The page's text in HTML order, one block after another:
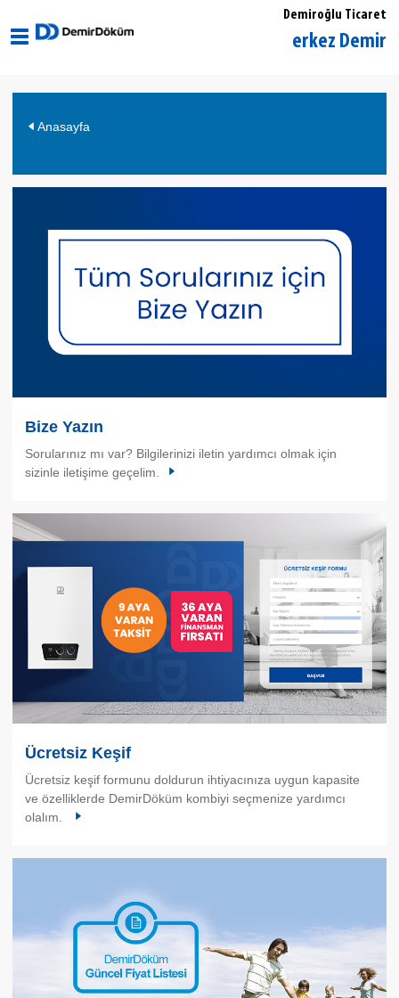
Demiroğlu Ticaret
Kütahya Merkez
Anasayfa
Bize Yazın
Sorularınız mı var? Bilgilerinizi iletin yardımcı olmak için
sizinle iletişime geçelim.
Ücretsiz Keşif
Ücretsiz keşif formunu doldurun ihtiyacınıza uygun kapasite
ve özelliklerde DemirDöküm kombiyi seçmenize yardımcı
olalım.